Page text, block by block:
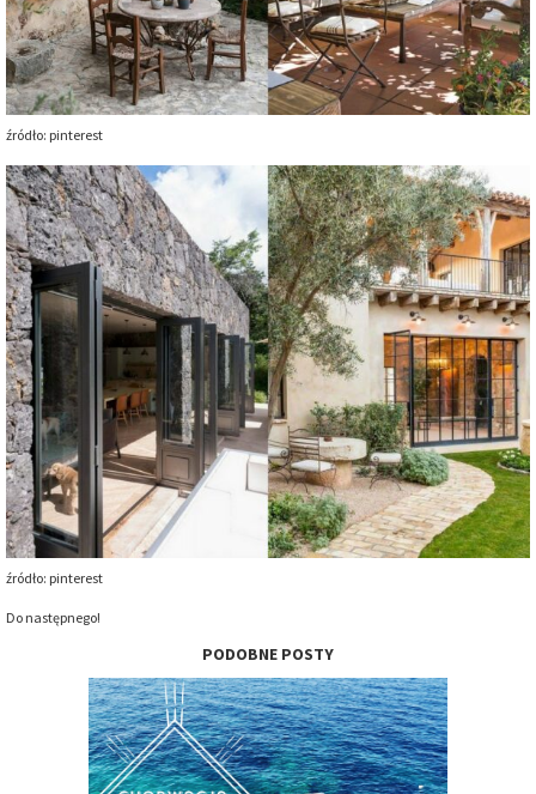
źródło: pinterest
źródło: pinterest
Do następnego!
PODOBNE POSTY